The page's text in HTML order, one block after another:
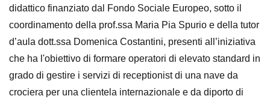
didattico finanziato dal Fondo Sociale Europeo, sotto il
coordinamento della prof.ssa Maria Pia Spurio e della tutor
d’aula dott.ssa Domenica Costantini, presenti all’iniziativa
che ha l'obiettivo di formare operatori di elevato standard in
grado di gestire i servizi di receptionist di una nave da
crociera per una clientela internazionale e da diporto di